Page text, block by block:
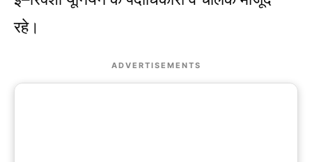
रहे।
ADVERTISEMENTS